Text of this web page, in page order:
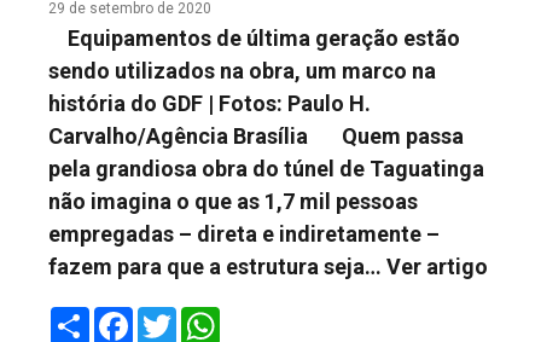
29 de setembro de 2020
Equipamentos de última geração estão
sendo utilizados na obra, um marco na
história do GDF | Fotos: Paulo H.
Carvalho/Agência Brasília Quem passa
pela grandiosa obra do túnel de Taguatinga
não imagina o que as 1,7 mil pessoas
empregadas – direta e indiretamente –
fazem para que a estrutura seja… Ver artigo
ShareFacebook
Twitter